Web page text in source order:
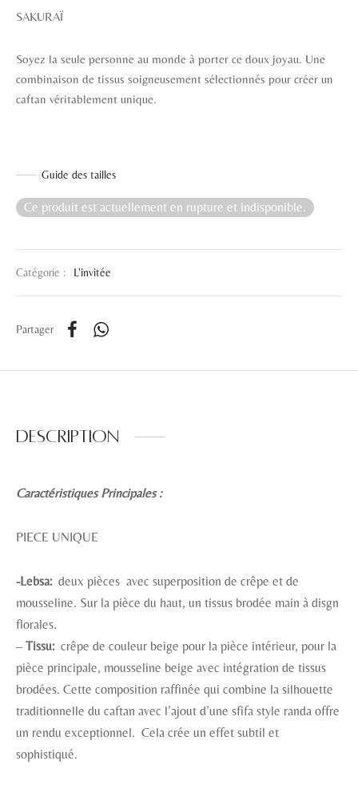
SAKURAÏ
Soyez la seule personne au monde à porter ce doux joyau. Une
combinaison de tissus soigneusement sélectionnés pour créer un
caftan véritablement unique.
Guide des tailles
Ce produit est actuellement en rupture et indisponible.
Catégorie : L'invitée
Partager
Description
Caractéristiques Principales :
PIECE UNIQUE
-Lebsa: deux pièces avec superposition de crêpe et de
mousseline. Sur la pièce du haut, un tissus brodée main à disgn
florales.
– Tissu:crêpe de couleur beige pour la pièce intérieur, pour la
pièce principale, mousseline beige avec intégration de tissus
brodées. Cette composition raffinée qui combine la silhouette
traditionnelle du caftan avec l’ajout d’une sfifa style randa offre
un rendu exceptionnel. Cela crée un effet subtil et
sophistiqué.